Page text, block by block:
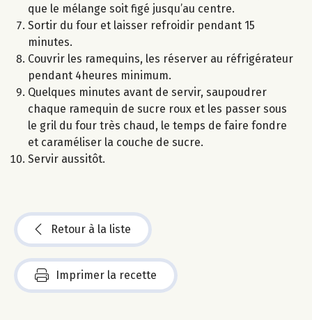
que le mélange soit figé jusqu’au centre.
Sortir du four et laisser refroidir pendant 15
minutes.
Couvrir les ramequins, les réserver au réfrigérateur
pendant 4heures minimum.
Quelques minutes avant de servir, saupoudrer
chaque ramequin de sucre roux et les passer sous
le gril du four très chaud, le temps de faire fondre
et caraméliser la couche de sucre.
Servir aussitôt.
Retour à la liste
Imprimer la recette